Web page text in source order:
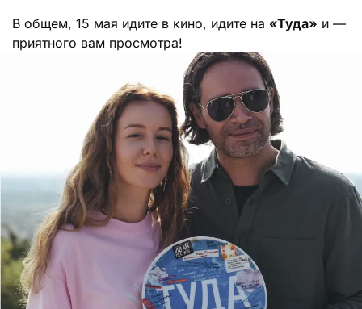
В общем, 15 мая идите в кино, идите на «Туда» и —
приятного вам просмотра!